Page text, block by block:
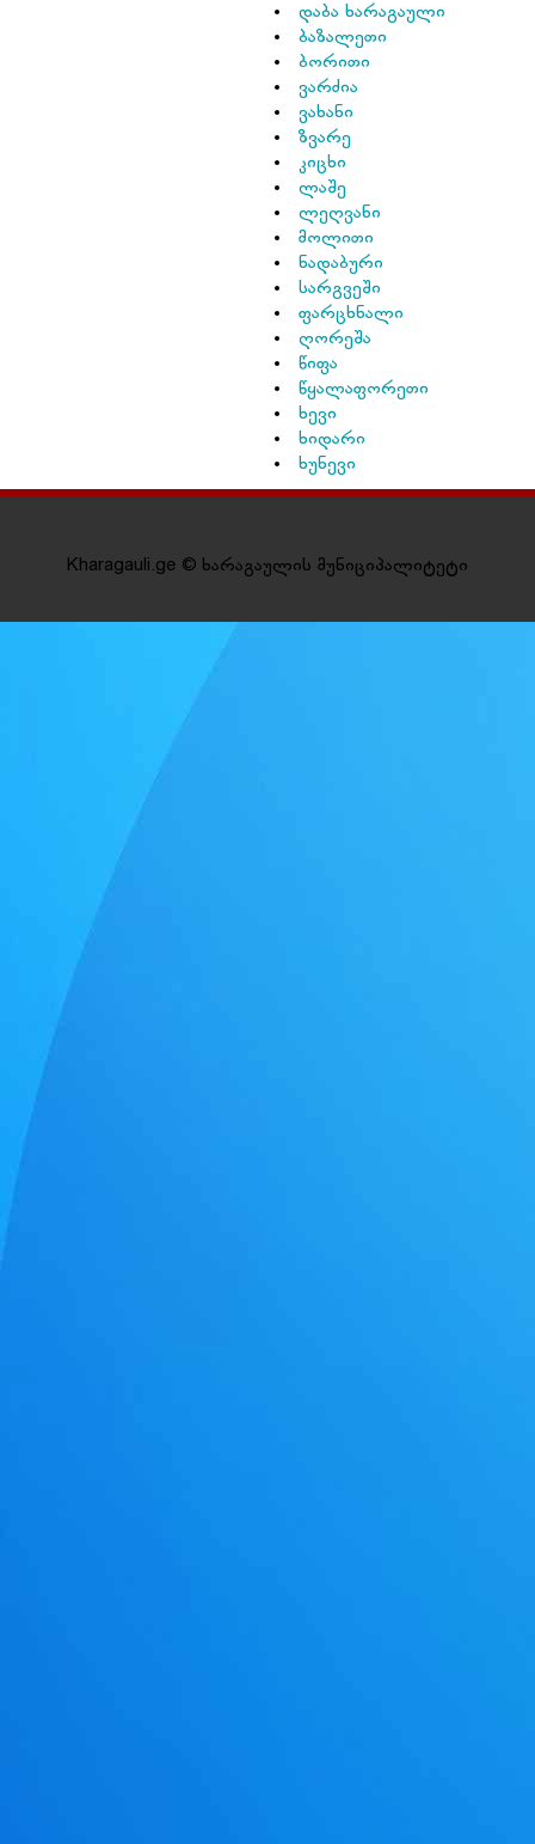
დაბა ხარაგაული
ბაზალეთი
ბორითი
ვარძია
ვახანი
ზვარე
კიცხი
ლაშე
ლეღვანი
მოლითი
ნადაბური
სარგვეში
ფარცხნალი
ღორეშა
წიფა
წყალაფორეთი
ხევი
ხიდარი
ხუნევი
Kharagauli.ge © ხარაგაულის მუნიციპალიტეტი